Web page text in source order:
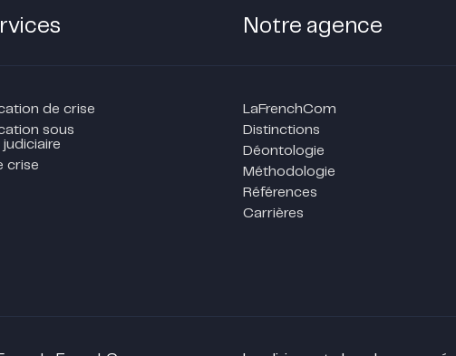
de crise
sous
crise
Notre agence
LaFrenchCom
Distinctions
Déontologie
Méthodologie
Références
Carrières